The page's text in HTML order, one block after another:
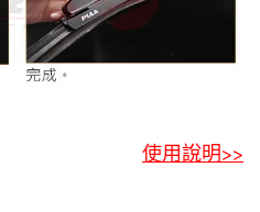
使用說明>>